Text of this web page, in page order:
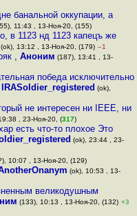
банальной оккупации, а
11:43 , 13-Ноя-20, (155)
в 1123 нд 1123 кaпецъ же
(ok), 13:12 , 13-Ноя-20, (179) –1
, Аноним (187), 13:41 , 13-
победа исключительно
IRASoldier_registered (ok),
не интересен ни IEEE, ни
, 23-Ноя-20, (317)
есть что-то плохое Это
(ok), 23:44 , 23-
10:07 , 13-Ноя-20, (129)
(ok), 10:53 , 13-
великодушным
(133), 10:13 , 13-Ноя-20, (132) +3